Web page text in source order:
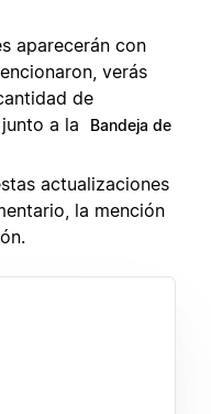
aparecerán con
verás
de
a la
Bandeja de
actualizaciones
la mención